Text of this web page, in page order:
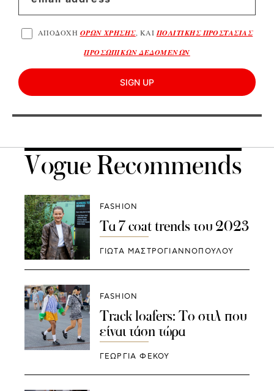
ΑΠΟΔΟΧΗ ΟΡΩΝ ΧΡΗΣΗΣ, ΚΑΙ ΠΟΛΙΤΙΚΗΣ ΠΡΟΣΤΑΣΙΑΣ
ΠΡΟΣΩΠΙΚΩΝ ΔΕΔΟΜΕΝΩΝ
SIGN UP
Vogue Recommends
FASHION
Τα 7 coat trends του 2023
ΓΙΩΤΑ ΜΑΣΤΡΟΓΙΑΝΝΟΠΟΥΛΟΥ
FASHION
Track loafers: To στιλ που
είναι τάση τώρα
ΓΕΩΡΓΙΑ ΦΕΚΟΥ